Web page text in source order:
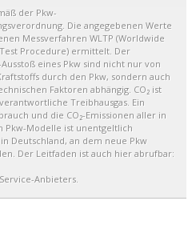
der Pkw-
Die angegebenen Werte
Messverfahren WLTP (Worldwide
Procedure) ermittelt. Der
eines Pkw sind nicht nur von
durch den Pkw, sondern auch
Faktoren abhängig. CO₂ ist
Treibhausgas. Ein
und die CO₂-Emissionen aller in
Pkw-Modelle ist unentgeltlich
Deutschland, an dem neue Pkw
Der Leitfaden ist auch hier abrufbar:
Anbieters.